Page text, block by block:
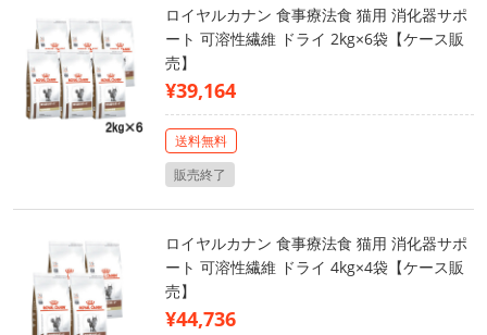
ロイヤルカナン 食事療法食 猫用 消化器サポ
ート 可溶性繊維 ドライ 2kg×6袋【ケース販
売】
¥39,164
送料無料
販売終了
ロイヤルカナン 食事療法食 猫用 消化器サポ
ート 可溶性繊維 ドライ 4kg×4袋【ケース販
売】
¥44,736